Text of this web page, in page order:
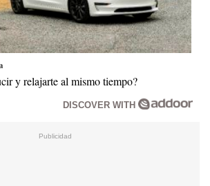
y relajarte al mismo tiempo?
DISCOVER WITH